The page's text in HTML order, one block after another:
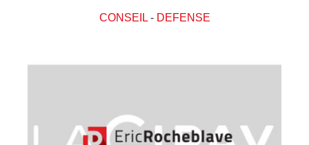
CONSEIL- DEFENSE